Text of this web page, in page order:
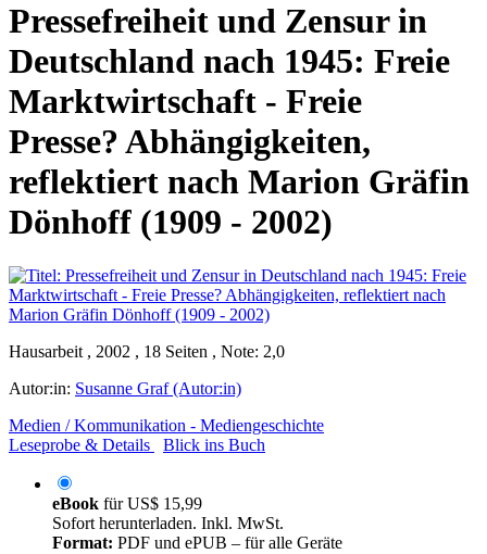
Pressefreiheit und Zensur in
Deutschland nach 1945: Freie
Marktwirtschaft - Freie
Presse? Abhängigkeiten,
reflektiert nach Marion Gräfin
Dönhoff (1909 - 2002)
Hausarbeit , 2002 , 18 Seiten , Note: 2,0
Autor:in: Susanne Graf (Autor:in)
Medien / Kommunikation - Mediengeschichte
Leseprobe & Details
Blick ins Buch
eBook fürUS$ 15,99
Sofort herunterladen. Inkl. MwSt.
Format: PDF und ePUB – für alle Geräte